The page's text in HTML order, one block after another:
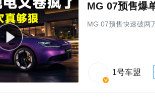
MG 07预售爆
MG 07预售快速破两
1号车盟